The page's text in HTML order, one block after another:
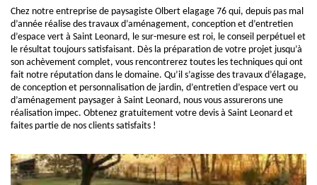
Chez notre entreprise de paysagiste Olbert elagage 76 qui, depuis pas mal
d’année réalise des travaux d’aménagement, conception et d’entretien
d’espace vert à Saint Leonard, le sur-mesure est roi, le conseil perpétuel et
le résultat toujours satisfaisant. Dès la préparation de votre projet jusqu’à
son achèvement complet, vous rencontrerez toutes les techniques qui ont
fait notre réputation dans le domaine. Qu’il s’agisse des travaux d’élagage,
de conception et personnalisation de jardin, d’entretien d’espace vert ou
d’aménagement paysager à Saint Leonard, nous vous assurerons une
réalisation impec. Obtenez gratuitement votre devis à Saint Leonard et
faites partie de nos clients satisfaits !